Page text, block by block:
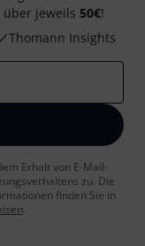
über jeweils 50€!
Thomann Insights
Erhalt von E-Mail-
zu. Die
finden Sie in
.